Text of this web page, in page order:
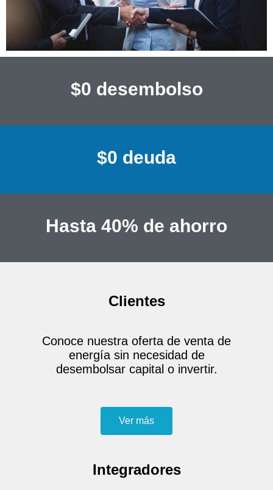
$0 desembolso
$0 deuda
Hasta 40% de ahorro
Clientes
Conoce nuestra oferta de venta de
energía sin necesidad de
desembolsar capital o invertir.
Ver más
Integradores